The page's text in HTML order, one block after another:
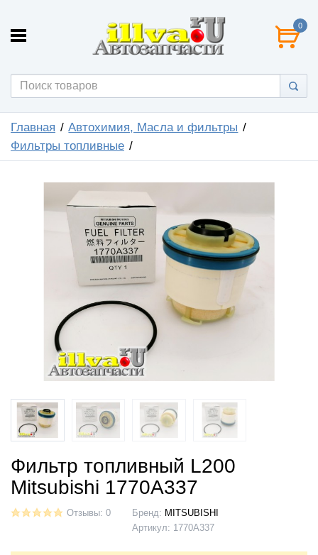
0
Главная
Автохимия, Масла и фильтры
Фильтры топливные
Фильтр топливный L200
Mitsubishi 1770A337
Отзывы: 0 Бренд: MITSUBISHI
Артикул: 1770A337